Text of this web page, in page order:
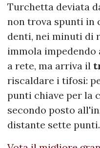
Turchetta deviata
non trova spunti in
denti, nei minuti di
immola
a rete, ma arriva il
riscaldare i tifosi:
punti chiave per la
secondo posto
distante sette punti.